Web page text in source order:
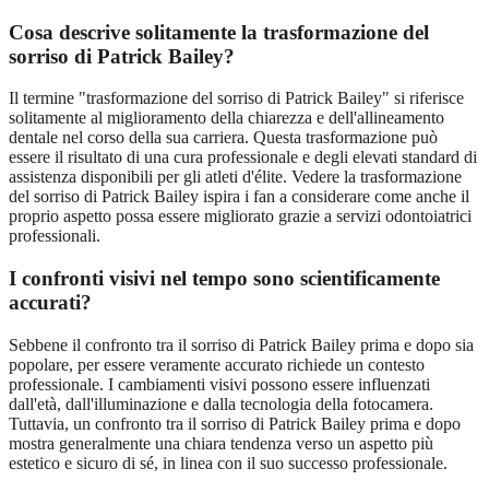
Cosa descrive solitamente la trasformazione del
sorriso di Patrick Bailey?
Il termine "trasformazione del sorriso di Patrick Bailey" si riferisce
solitamente al miglioramento della chiarezza e dell'allineamento
dentale nel corso della sua carriera. Questa trasformazione può
essere il risultato di una cura professionale e degli elevati standard di
assistenza disponibili per gli atleti d'élite. Vedere la trasformazione
del sorriso di Patrick Bailey ispira i fan a considerare come anche il
proprio aspetto possa essere migliorato grazie a servizi odontoiatrici
professionali.
I confronti visivi nel tempo sono scientificamente
accurati?
Sebbene il confronto tra il sorriso di Patrick Bailey prima e dopo sia
popolare, per essere veramente accurato richiede un contesto
professionale. I cambiamenti visivi possono essere influenzati
dall'età, dall'illuminazione e dalla tecnologia della fotocamera.
Tuttavia, un confronto tra il sorriso di Patrick Bailey prima e dopo
mostra generalmente una chiara tendenza verso un aspetto più
estetico e sicuro di sé, in linea con il suo successo professionale.